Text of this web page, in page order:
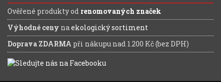
Ověřené produkty od renomovaných značek
Výhodné ceny naekologický sortiment
Doprava ZDARMA při nákupu nad 1.200 Kč (bez DPH)